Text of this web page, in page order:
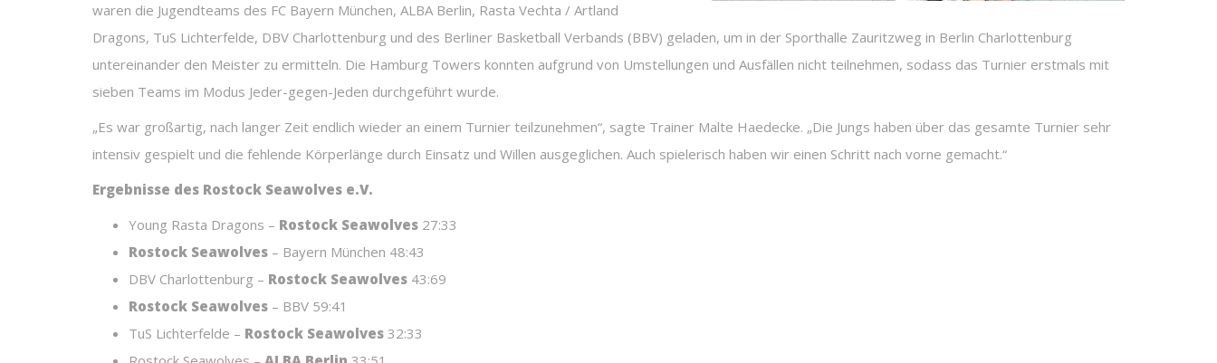
waren die Jugendteams des FC Bayern München, ALBA Berlin, Rasta Vechta / Artland
Dragons, TuS Lichterfelde, DBV Charlottenburg und des Berliner Basketball Verbands (BBV) geladen, um in der Sporthalle Zauritzweg in Berlin Charlottenburg
untereinander den Meister zu ermitteln. Die Hamburg Towers konnten aufgrund von Umstellungen und Ausfällen nicht teilnehmen, sodass das Turnier erstmals mit
sieben Teams im Modus Jeder-gegen-Jeden durchgeführt wurde.
„Es war großartig, nach langer Zeit endlich wieder an einem Turnier teilzunehmen“, sagte Trainer Malte Haedecke. „Die Jungs haben über das gesamte Turnier sehr
intensiv gespielt und die fehlende Körperlänge durch Einsatz und Willen ausgeglichen. Auch spielerisch haben wir einen Schritt nach vorne gemacht.“
Ergebnisse des Rostock Seawolves e.V.
Young Rasta Dragons – Rostock Seawolves 27:33
Rostock Seawolves – Bayern München 48:43
DBV Charlottenburg – Rostock Seawolves 43:69
Rostock Seawolves – BBV 59:41
TuS Lichterfelde – Rostock Seawolves 32:33